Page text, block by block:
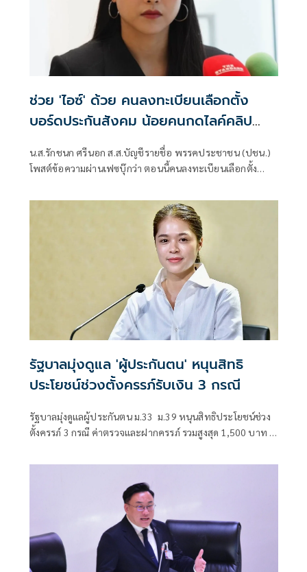
ช่วย 'ไอซ์' ด้วย คนลงทะเบียนเลือกตั้ง
บอร์ดประกันสังคม น้อยคนกดไลค์คลิป
น.ส.รักชนก ศรีนอก ส.ส.บัญชีรายชื่อ พรรคประชาชน (ปชน.)
โพสต์ข้อความผ่านเฟซบุ๊กว่า ตอนนี้คนลงทะเบียนเลือกตั้ง
รัฐบาลมุ่งดูแล 'ผู้ประกันตน' หนุนสิทธิ
ประโยชน์ช่วงตั้งครรภ์รับเงิน 3 กรณี
รัฐบาลมุ่งดูแลผู้ประกันตน ม.33 ม.39 หนุนสิทธิประโยชน์ช่วง
ตั้งครรภ์ 3 กรณี ค่าตรวจและฝากครรภ์ รวมสูงสุด 1,500 บาท –
ต่อคนต่อเดือน ไม่เกิน 3 คน ตั้งแต่แรกเกิดจนครบ 6 ปี